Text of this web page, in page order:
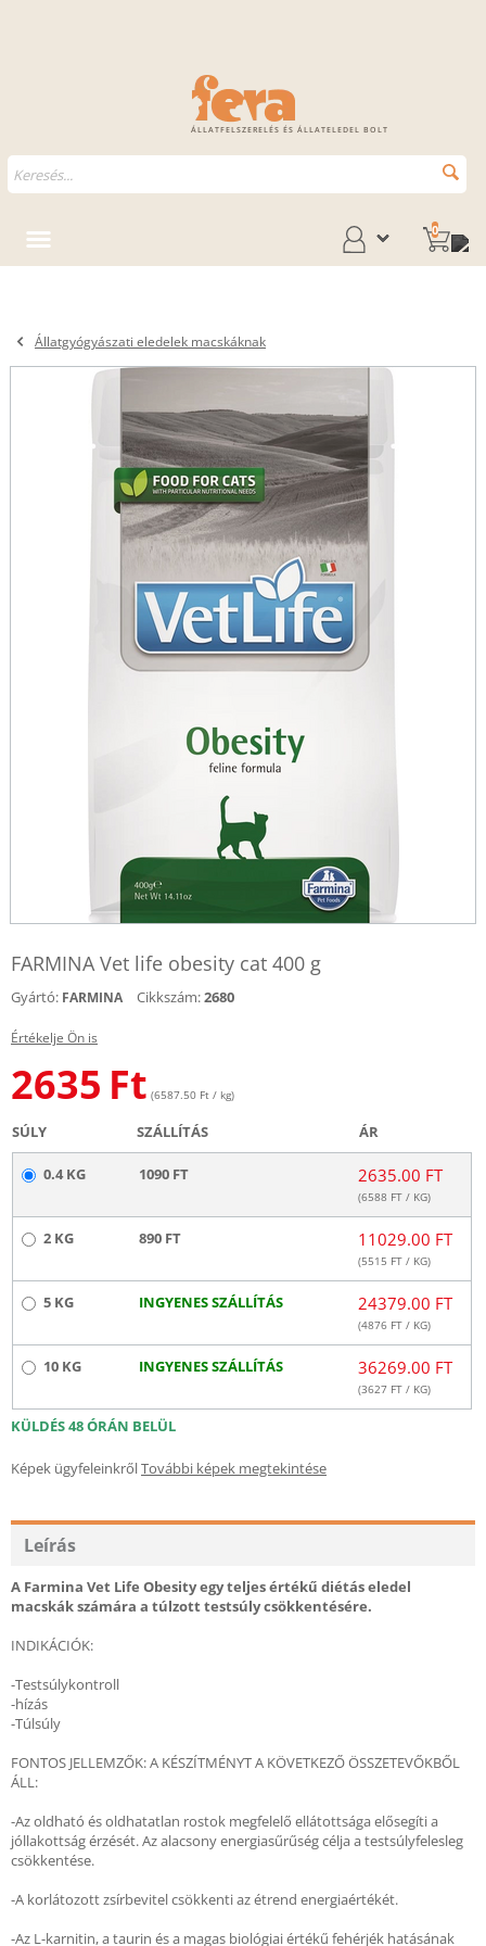
ÁLLATFELSZERELÉS ÉS ÁLLATELEDEL BOLT
0
Állatgyógyászati eledelek macskáknak
FARMINA Vet life obesity cat 400 g
Gyártó: FARMINA Cikkszám:2680
Értékelje Ön is
2635 Ft (6587.50 Ft / kg)
SÚLY SZÁLLÍTÁS ÁR
0.4 KG 1090 FT 2635.00 FT
(6588 FT / KG)
2 KG 890 FT 11029.00 FT
(5515 FT / KG)
5 KG INGYENES SZÁLLÍTÁS 24379.00 FT
(4876 FT / KG)
10 KG INGYENES SZÁLLÍTÁS 36269.00 FT
(3627 FT / KG)
KÜLDÉS 48 ÓRÁN BELÜL
Képek ügyfeleinkrőlTovábbi képek megtekintése
Leírás
A Farmina Vet Life Obesity egy teljes értékű diétás eledel
macskák számára a túlzott testsúly csökkentésére.
INDIKÁCIÓK:
-Testsúlykontroll
-hízás
-Túlsúly
FONTOS JELLEMZŐK: A KÉSZÍTMÉNYT A KÖVETKEZŐ ÖSSZETEVŐKBŐL
ÁLL:
-Az oldható és oldhatatlan rostok megfelelő ellátottsága elősegíti a
jóllakottság érzését. Az alacsony energiasűrűség célja a testsúlyfelesleg
csökkentése.
-A korlátozott zsírbevitel csökkenti az étrend energiaértékét.
-Az L-karnitin, a taurin és a magas biológiai értékű fehérjék hatásának